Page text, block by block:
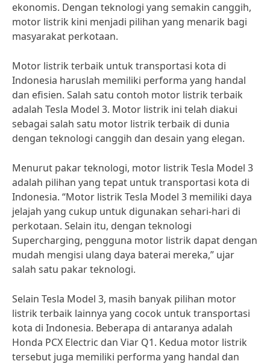
ekonomis. Dengan teknologi yang semakin canggih,
motor listrik kini menjadi pilihan yang menarik bagi
masyarakat perkotaan.
Motor listrik terbaik untuk transportasi kota di
Indonesia haruslah memiliki performa yang handal
dan efisien. Salah satu contoh motor listrik terbaik
adalah Tesla Model 3. Motor listrik ini telah diakui
sebagai salah satu motor listrik terbaik di dunia
dengan teknologi canggih dan desain yang elegan.
Menurut pakar teknologi, motor listrik Tesla Model 3
adalah pilihan yang tepat untuk transportasi kota di
Indonesia. “Motor listrik Tesla Model 3 memiliki daya
jelajah yang cukup untuk digunakan sehari-hari di
perkotaan. Selain itu, dengan teknologi
Supercharging, pengguna motor listrik dapat dengan
mudah mengisi ulang daya baterai mereka,” ujar
salah satu pakar teknologi.
Selain Tesla Model 3, masih banyak pilihan motor
listrik terbaik lainnya yang cocok untuk transportasi
kota di Indonesia. Beberapa di antaranya adalah
Honda PCX Electric dan Viar Q1. Kedua motor listrik
tersebut juga memiliki performa yang handal dan